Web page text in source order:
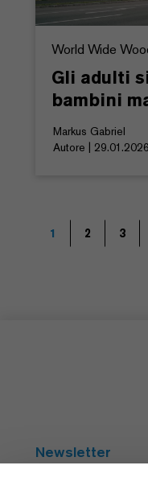
World Wide
Gli adulti
bambini
Markus Gabriel
Autore | 29.01.2026
1 2 3
Newsletter